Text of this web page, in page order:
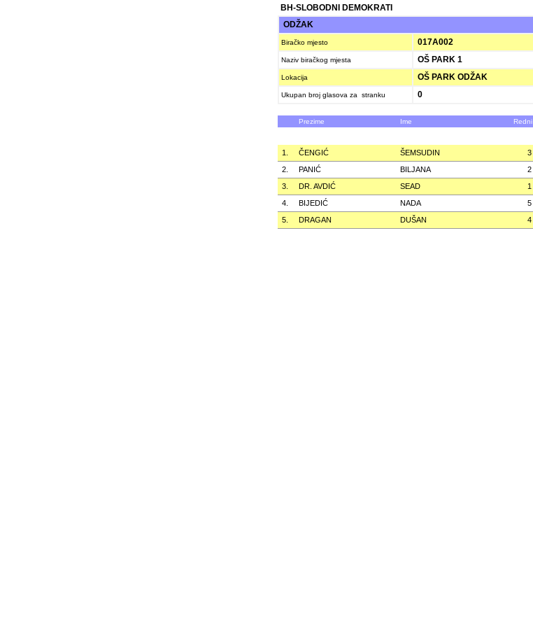
BH-SLOBODNI DEMOKRATI
ODŽAK
Biračko mjesto 017A002
Naziv biračkog mjesta OŠ PARK 1
Lokacija OŠ PARK ODŽAK
Ukupan broj glasova za stranku 0
Prezime Ime
1. ČENGIĆ ŠEMSUDIN 3
2.
PANIĆ BILJANA 2
3.
DR. AVDIĆ SEAD 1
4.
BIJEDIĆ NADA 5
5.
DRAGAN DUŠAN 4